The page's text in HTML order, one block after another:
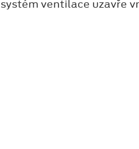
ventilace uzavře